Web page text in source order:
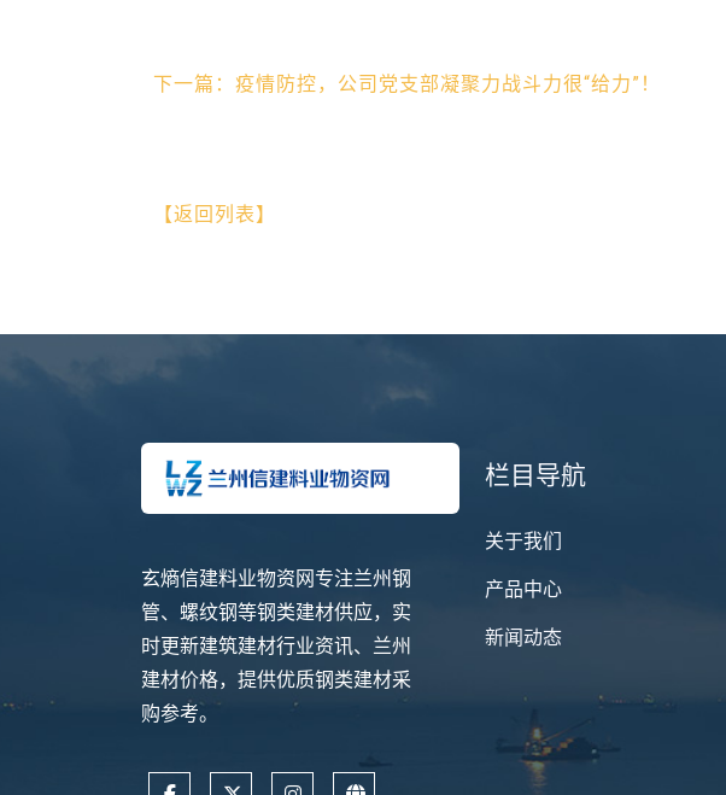
下一篇：疫情防控，公司党支部凝聚力战斗力很“给力”！
【返回列表】
玄熵信建料业物资网专注兰州钢
管、螺纹钢等钢类建材供应，实
时更新建筑建材行业资讯、兰州
建材价格，提供优质钢类建材采
购参考。
栏目导航
关于我们
产品中心
新闻动态